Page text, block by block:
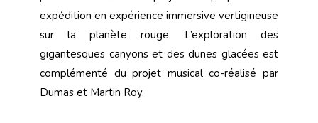
expédition en expérience immersive vertigineuse
sur la planète rouge. L’exploration des
gigantesques canyons et des dunes glacées est
complémenté du projet musical co-réalisé par
Dumas et Martin Roy.